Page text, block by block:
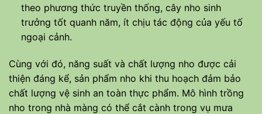
theo phương thức truyền thống, cây nho sinh
trưởng tốt quanh năm, ít chịu tác động của yếu tố
ngoại cảnh.
Cùng với đó, năng suất và chất lượng nho được cải
thiện đáng kể, sản phẩm nho khi thu hoạch đảm bảo
chất lượng vệ sinh an toàn thực phẩm. Mô hình trồng
nho trong nhà màng có thể cắt cành trong vụ mưa